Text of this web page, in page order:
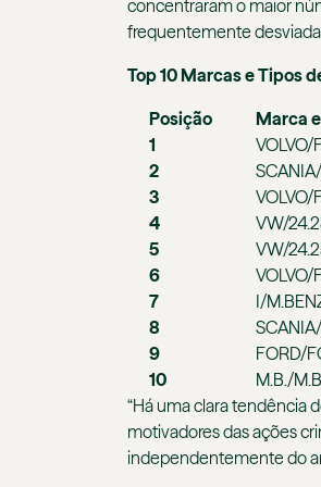
concentraram o maior
frequentemente
Top 10 Marcas e Tipos
Posição
Marca
1
VOLVO/
2
3
4
VW/
5
VW/
6
7
I/
8
9
FORD/
10
M.B./
“Há uma clara tendência
motivadores das ações
independentemente do